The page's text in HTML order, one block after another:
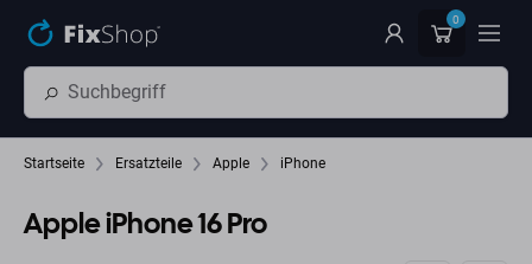
0
Startseite Ersatzteile Apple iPhone
Apple iPhone 16 Pro